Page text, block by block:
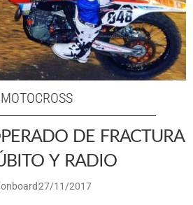
MOTOCROSS
DE FRACTURA
Y RADIO
27/11/2017